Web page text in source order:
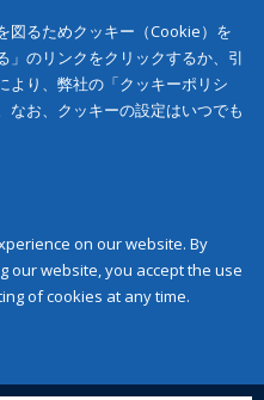
図るためクッキー（Cookie）を
」のリンクをクリックするか、引
より、弊社の「クッキーポリシ
なお、クッキーの設定はいつでも
on our website. By
our website, you accept the use
of cookies at any time.